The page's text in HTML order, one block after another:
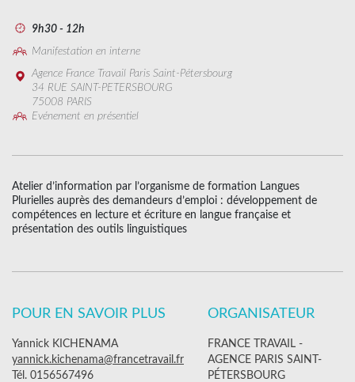
9h30 - 12h
Manifestation en interne
Agence France Travail Paris Saint-Pétersbourg
34 RUE SAINT-PETERSBOURG
75008 PARIS
Evénement en présentiel
Atelier d’information par l’organisme de formation Langues
Plurielles auprès des demandeurs d’emploi : développement de
compétences en lecture et écriture en langue française et
présentation des outils linguistiques
POUR EN SAVOIR PLUS
Yannick KICHENAMA
yannick.kichenama@francetravail.fr
Tél. 0156567496
ORGANISATEUR
FRANCE TRAVAIL -
AGENCE PARIS SAINT-
PÉTERSBOURG